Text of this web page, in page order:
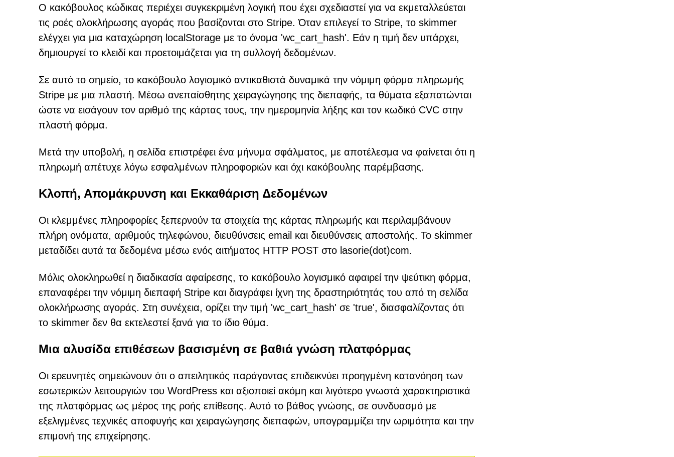
Ο κακόβουλος κώδικας περιέχει συγκεκριμένη λογική που έχει σχεδιαστεί για να εκμεταλλεύεται
τις ροές ολοκλήρωσης αγοράς που βασίζονται στο Stripe. Όταν επιλεγεί το Stripe, το skimmer
ελέγχει για μια καταχώρηση localStorage με το όνομα 'wc_cart_hash'. Εάν η τιμή δεν υπάρχει,
δημιουργεί το κλειδί και προετοιμάζεται για τη συλλογή δεδομένων.
Σε αυτό το σημείο, το κακόβουλο λογισμικό αντικαθιστά δυναμικά την νόμιμη φόρμα πληρωμής
Stripe με μια πλαστή. Μέσω ανεπαίσθητης χειραγώγησης της διεπαφής, τα θύματα εξαπατώνται
ώστε να εισάγουν τον αριθμό της κάρτας τους, την ημερομηνία λήξης και τον κωδικό CVC στην
πλαστή φόρμα.
Μετά την υποβολή, η σελίδα επιστρέφει ένα μήνυμα σφάλματος, με αποτέλεσμα να φαίνεται ότι η
πληρωμή απέτυχε λόγω εσφαλμένων πληροφοριών και όχι κακόβουλης παρέμβασης.
Κλοπή, Απομάκρυνση και Εκκαθάριση Δεδομένων
Οι κλεμμένες πληροφορίες ξεπερνούν τα στοιχεία της κάρτας πληρωμής και περιλαμβάνουν
πλήρη ονόματα, αριθμούς τηλεφώνου, διευθύνσεις email και διευθύνσεις αποστολής. Το skimmer
μεταδίδει αυτά τα δεδομένα μέσω ενός αιτήματος HTTP POST στο lasorie(dot)com.
Μόλις ολοκληρωθεί η διαδικασία αφαίρεσης, το κακόβουλο λογισμικό αφαιρεί την ψεύτικη φόρμα,
επαναφέρει την νόμιμη διεπαφή Stripe και διαγράφει ίχνη της δραστηριότητάς του από τη σελίδα
ολοκλήρωσης αγοράς. Στη συνέχεια, ορίζει την τιμή 'wc_cart_hash' σε 'true', διασφαλίζοντας ότι
το skimmer δεν θα εκτελεστεί ξανά για το ίδιο θύμα.
Μια αλυσίδα επιθέσεων βασισμένη σε βαθιά γνώση πλατφόρμας
Οι ερευνητές σημειώνουν ότι ο απειλητικός παράγοντας επιδεικνύει προηγμένη κατανόηση των
εσωτερικών λειτουργιών του WordPress και αξιοποιεί ακόμη και λιγότερο γνωστά χαρακτηριστικά
της πλατφόρμας ως μέρος της ροής επίθεσης. Αυτό το βάθος γνώσης, σε συνδυασμό με
εξελιγμένες τεχνικές αποφυγής και χειραγώγησης διεπαφών, υπογραμμίζει την ωριμότητα και την
επιμονή της επιχείρησης.